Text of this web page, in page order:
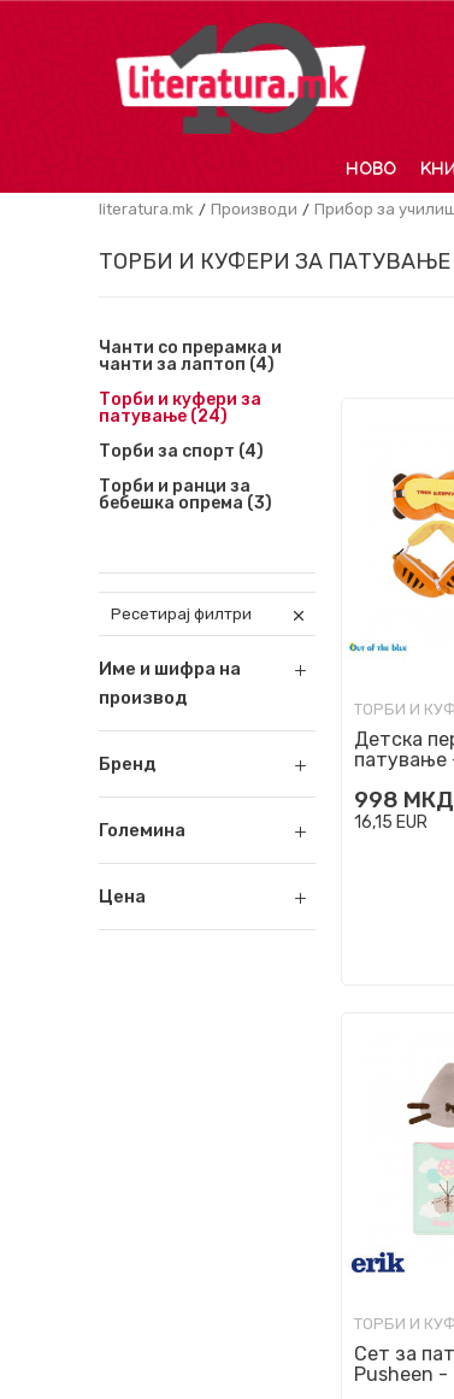
НОВО
literatura.mk Производи Прибор за
ТОРБИ И КУФЕРИ ЗА ПАТУВАЊЕ
Чанти со прерамка и
чанти за лаптоп (4)
Торби и куфери за
патување (24)
Торби за спорт (4)
Торби и ранци за
бебешка опрема (3)
Ресетирај филтри
Име и шифра на
производ
Бренд
Големина
Цена
Детска
патување
998 МКД
16,15 EUR
Сет за
Pusheen -